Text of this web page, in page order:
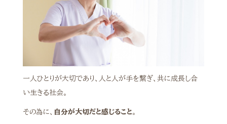
一人ひとりが大切であり、人と人が手を繋ぎ、共に成長し合
い生きる社会。
その為に、 自分が大切だと感じること。